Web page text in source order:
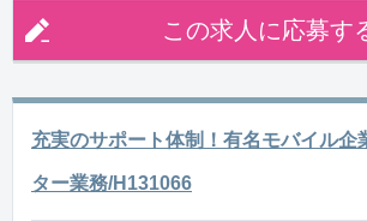
この求人に応募す
充実のサポート体制！有名モバイル企
ター業務/H131066